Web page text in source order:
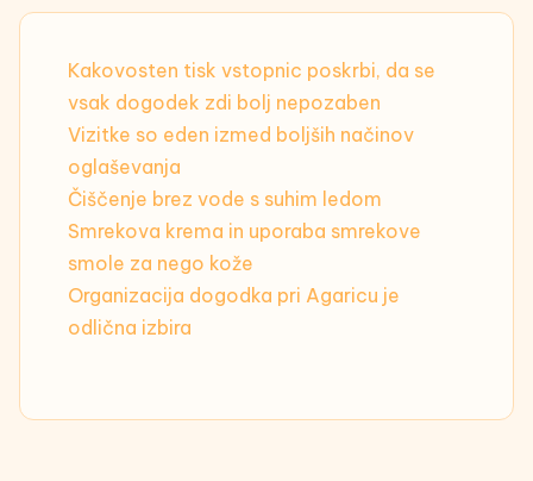
Kakovosten tisk vstopnic poskrbi, da se
vsak dogodek zdi bolj nepozaben
Vizitke so eden izmed boljših načinov
oglaševanja
Čiščenje brez vode s suhim ledom
Smrekova krema in uporaba smrekove
smole za nego kože
Organizacija dogodka pri Agaricu je
odlična izbira